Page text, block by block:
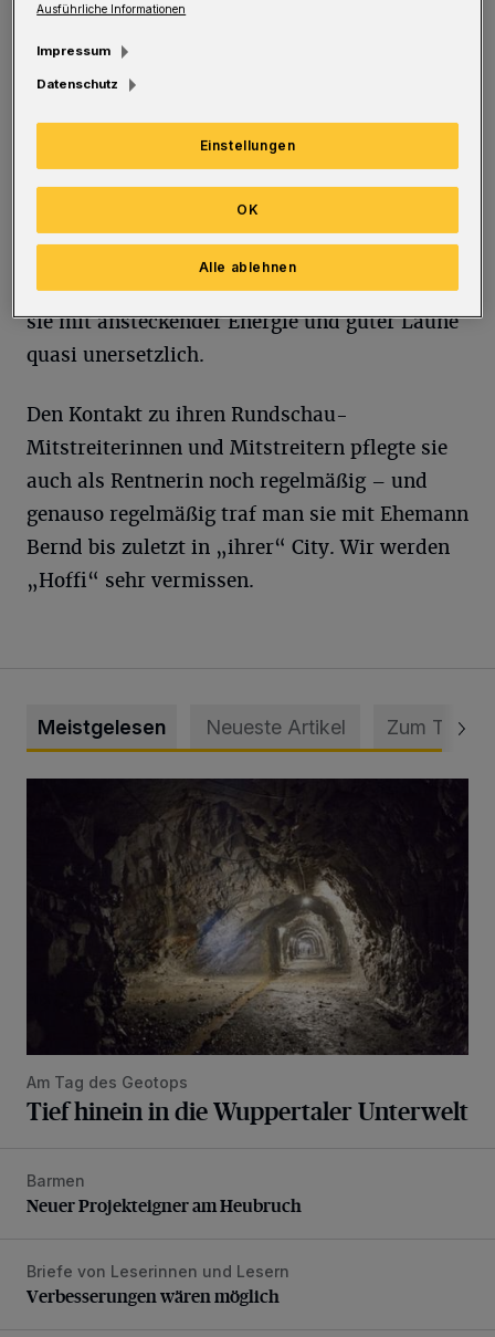
„Hoffi“ war bis zu ihrem Ruhestand über 30
Jahre lang eine feste Säule und die gute Seele
des Verlags-Außendienstes sowie im besten
Sinne eine Verkäuferin der alten Schule. Sie
hatte die Stadt im Blut und war bei ihren
Kundinnen und Kunden ein gern gesehener
Geschäfte sprach. Und auch als Kollegin war
sie mit ansteckender Energie und guter Laune
quasi unersetzlich.
Den Kontakt zu ihren Rundschau-
Mitstreiterinnen und Mitstreitern pflegte sie
auch als Rentnerin noch regelmäßig – und
genauso regelmäßig traf man sie mit Ehemann
Bernd bis zuletzt in „ihrer“ City. Wir werden
„Hoffi“ sehr vermissen.
Meistgelesen Neueste Artikel Zum Thema
Am Tag des Geotops
Tief hinein in die Wuppertaler Unterwelt
Neuer Projekteigner am Heubruch
Barmen
Neuer Projekteigner am Heubruch
Verbesserungen wären möglich
Briefe von Leserinnen und Lesern
Verbesserungen wären möglich
Ausführliche Informationen
Impressum
Datenschutz
Einstellungen
Alle ablehnen
OK